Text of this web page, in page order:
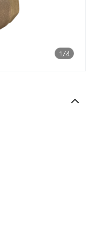
1/4